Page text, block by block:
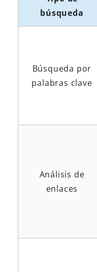
búsqueda
Búsqueda por
palabras clave
Análisis de
enlaces